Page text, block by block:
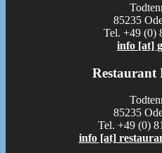
85235
Tel. +49 (0)
info [at]
Restaurant
85235
Tel. +49 (0)
info [at]